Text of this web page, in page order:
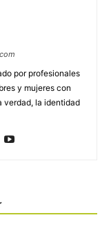
por profesionales
y mujeres con
verdad, la identidad